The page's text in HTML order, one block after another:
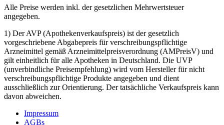
Alle Preise werden inkl. der gesetzlichen Mehrwertsteuer
angegeben.
1) Der AVP (Apothekenverkaufspreis) ist der gesetzlich
vorgeschriebene Abgabepreis für verschreibungspflichtige
Arzneimittel gemäß Arzneimittelpreisverordnung (AMPreisV) und
gilt einheitlich für alle Apotheken in Deutschland. Die UVP
(unverbindliche Preisempfehlung) wird vom Hersteller für nicht
verschreibungspflichtige Produkte angegeben und dient
ausschließlich zur Orientierung. Der tatsächliche Verkaufspreis kann
davon abweichen.
Impressum
AGBs